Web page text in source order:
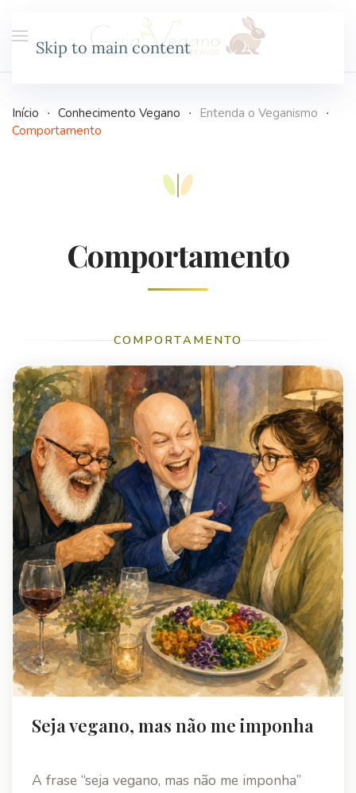
Skip to main content
Início Conhecimento Vegano
Entenda o Veganismo
Comportamento
Comportamento
COMPORTAMENTO
Seja vegano, mas não me imponha
A frase “seja vegano, mas não me imponha”